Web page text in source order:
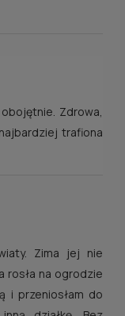
Zdrowa,
trafiona
Zima jej nie
rosła na ogrodzie
i przeniosłam do